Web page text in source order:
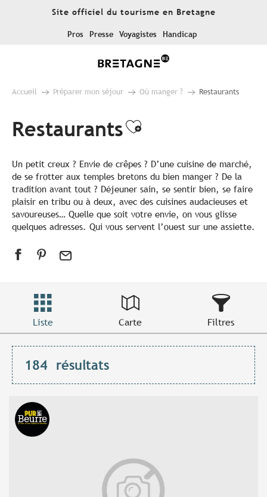
Site officiel du tourisme en Bretagne
Pros Presse Voyagistes Handicap
Accueil Préparer mon séjour Où manger ? Restaurants
RestaurantsAjouter aux
Un petit creux ? Envie de crêpes ? D’une cuisine de marché,
de se frotter aux temples bretons du bien manger ? De la
tradition avant tout ? Déjeuner sain, se sentir bien, se faire
plaisir en tribu ou à deux, avec des cuisines audacieuses et
savoureuses… Quelle que soit votre envie, on vous glisse
quelques adresses. Qui vous servent l’ouest sur une assiette.
Liste Carte Filtres
184 résultats